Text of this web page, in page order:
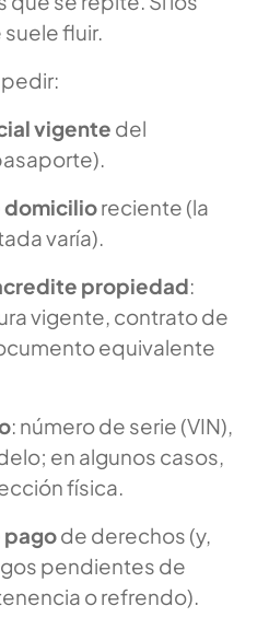
fluir.
vigente del
domicilioreciente (la
varía).
propiedad:
vigente, contrato de
equivalente
: número de serie (VIN),
en algunos casos,
física.
pagode derechos (y,
pendientes de
o refrendo).